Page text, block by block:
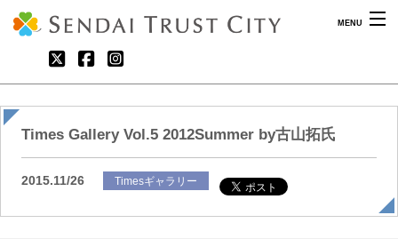
MENU
What’s New 最新情報
イベントスペース利用について
Times Gallery Vol.5 2012Summer by古山拓氏
2015.11/26 Timesギャラリー